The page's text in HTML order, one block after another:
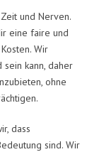
und Nerven.
eine faire und
Wir
kann, daher
ohne
dass
sind. Wir